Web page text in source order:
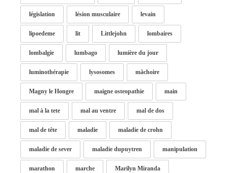
législation lésion musculaire levain
lipoedeme lit Littlejohn lombaires
lombalgie lumbago lumière du jour
luminothérapie lysosomes mâchoire
Magny le Hongre maigne osteopathie main
mal à la tete mal au ventre mal de dos
mal de tête maladie maladie de crohn
maladie de sever maladie dupuytren manipulation
marathon marche Marilyn Miranda